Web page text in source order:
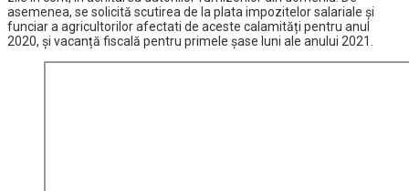
asemenea, se solicită scutirea de la plata impozitelor salariale și
funciar a agricultorilor afectati de aceste calamități pentru anul
2020, și vacanță fiscală pentru primele șase luni ale anului 2021.